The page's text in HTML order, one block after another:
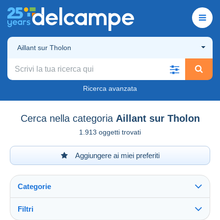
Aillant sur Tholon
Ricerca avanzata
Cerca nella categoria Aillant sur Tholon
1.913 oggetti trovati
Aggiungere ai miei preferiti
Categorie
Filtri